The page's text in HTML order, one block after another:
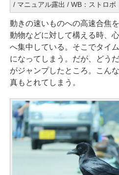
/ マニュアル露出 / WB：ストロボ
動きの速いものへの高速合焦
動物などに対して構える時、
へ集中している。そこでタイ
になってしまう。だが、どう
がジャンプしたところ。こん
真もとれてしまう。